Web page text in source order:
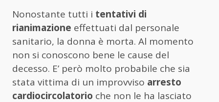
Nonostante tutti i tentativi di
rianimazione effettuati dal personale
sanitario, la donna è morta. Al momento
non si conoscono bene le cause del
decesso. E’ però molto probabile che sia
stata vittima di un improvviso arresto
cardiocircolatorio che non le ha lasciato